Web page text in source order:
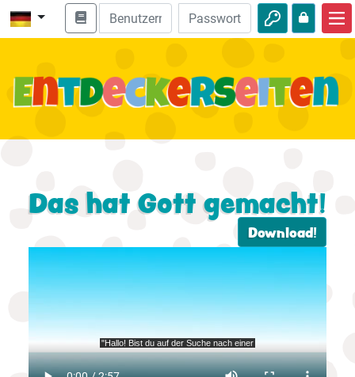
Bibel entdecken
Natur
Freizeit
Das hat Gott gemacht!
Download!